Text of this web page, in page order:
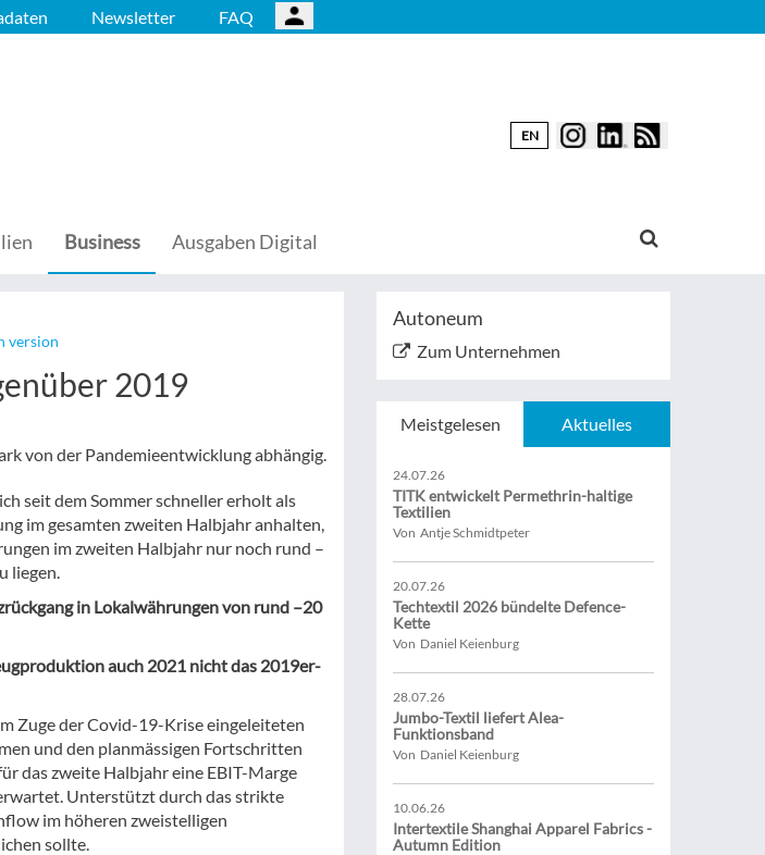
Newsletter FAQ
EN
Business Ausgaben Digital
version
2019
von der Pandemieentwicklung abhängig.
seit dem Sommer schneller erholt als
im gesamten zweiten Halbjahr anhalten,
im zweiten Halbjahr nur noch rund –
liegen.
in Lokalwährungen von rund –20
auch 2021 nicht das 2019er-
Zuge der Covid-19-Krise eingeleiteten
und den planmässigen Fortschritten
das zweite Halbjahr eine EBIT-Marge
Unterstützt durch das strikte
im höheren zweistelligen
sollte.
Autoneum
Zum Unternehmen
Meistgelesen Aktuelles
24.07.26
TITK entwickelt Permethrin-haltige
Textilien
Von Antje Schmidtpeter
20.07.26
Techtextil 2026 bündelte Defence-
Kette
Von Daniel Keienburg
28.07.26
Jumbo-Textil liefert Alea-
Funktionsband
Von Daniel Keienburg
10.06.26
Intertextile Shanghai Apparel Fabrics -
Autumn Edition